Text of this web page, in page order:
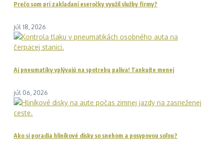
Prečo som pri zakladaní eseročky využil služby firmy?
júl 18, 2026
Aj pneumatiky vplývajú na spotrebu paliva! Tankujte menej
júl 06, 2026
Ako si poradia hliníkové disky so snehom a posypovou soľou?